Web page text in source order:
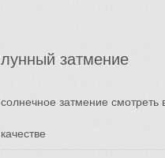
лунный затмение
солнечное затмение смотреть
качестве